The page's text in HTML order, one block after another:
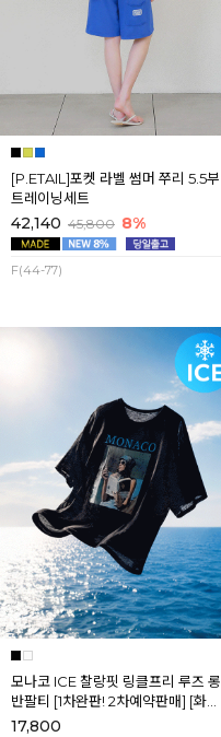
[P.ETAIL]포켓 라벨 썸머 쭈리 5.5부
트레이닝세트
42,140 45,800 8%
F(44-77)
모나코 ICE 찰랑핏 링클프리 루즈 롱
반팔티 [1차완판! 2차예약판매] [화이
트] 8월첫째주 순차배송
17,800